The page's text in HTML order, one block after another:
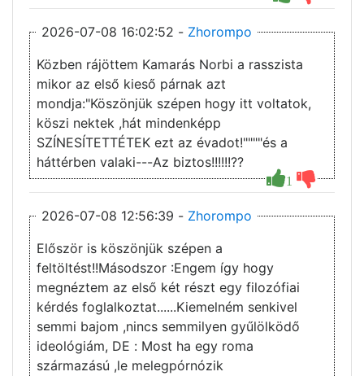
2026-07-08 16:02:52 - Zhorompo
1
Közben rájöttem Kamarás Norbi a rasszista
mikor az első kieső párnak azt
mondja:"Köszönjük szépen hogy itt voltatok,
köszi nektek ,hát mindenképp
SZÍNESÍTETTÉTEK ezt az évadot!""""és a
háttérben valaki---Az biztos!!!!!!??
2026-07-08 12:56:39 - Zhorompo
Először is köszönjük szépen a
feltöltést!!Másodszor :Engem így hogy
megnéztem az első két részt egy filozófiai
kérdés foglalkoztat......Kiemelném senkivel
semmi bajom ,nincs semmilyen gyűlölködő
ideológiám, DE : Most ha egy roma
származású ,le melegpórnózik